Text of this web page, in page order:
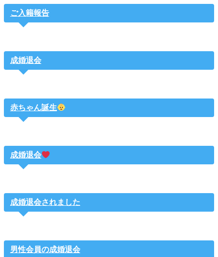
ご入籍報告
成婚退会
赤ちゃん誕生
成婚退会
成婚退会されました
男性会員の成婚退会